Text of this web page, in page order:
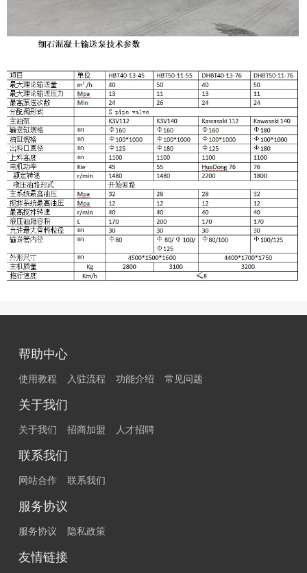
帮助中心
使用教程 入驻流程 功能介绍 常见问题
关于我们
关于我们 招商加盟 人才招聘
联系我们
网站合作 联系我们
服务协议
服务协议 隐私政策
友情链接